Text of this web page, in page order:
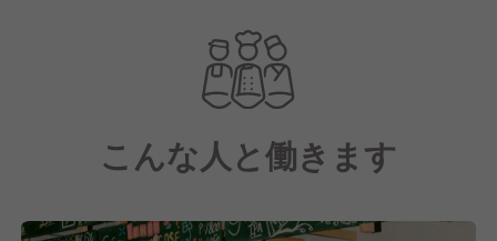
那覇にてミュージックバー「NÜCHI by WPÜ」を運営
いずれもコンセプトは異なりますが、
大事にしていることは、人と人、カルチャーの交流で
こんな人と働きます